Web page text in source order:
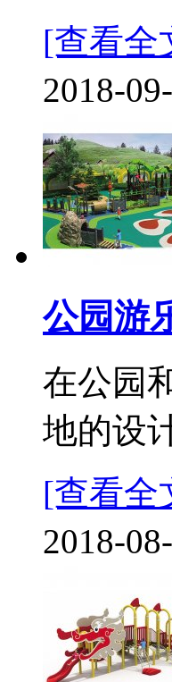
[查看全
2018-
公园游
在公园
地的设
[查看全
2018-